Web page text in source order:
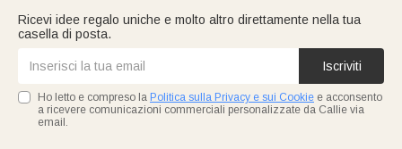
Ricevi idee regalo uniche e molto altro direttamente nella tua
casella di posta.
Iscriviti
Ho letto e compreso la Politica sulla Privacy e sui Cookie e acconsento
a ricevere comunicazioni commerciali personalizzate da Callie via
email.